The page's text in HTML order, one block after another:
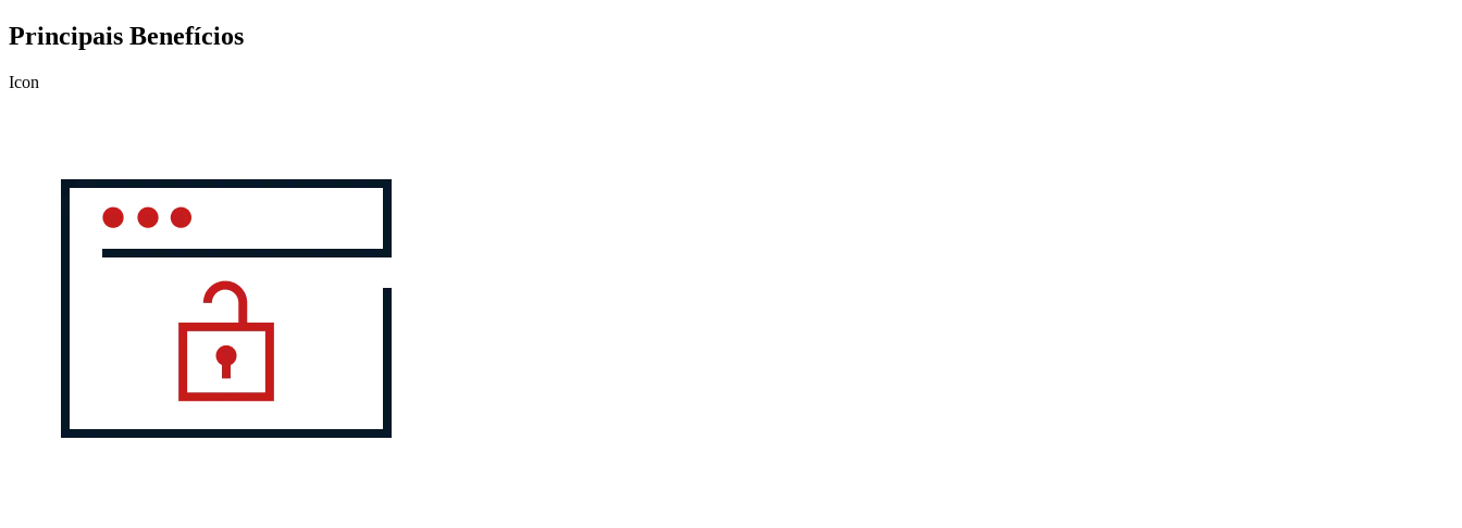
Principais Benefícios
Icon